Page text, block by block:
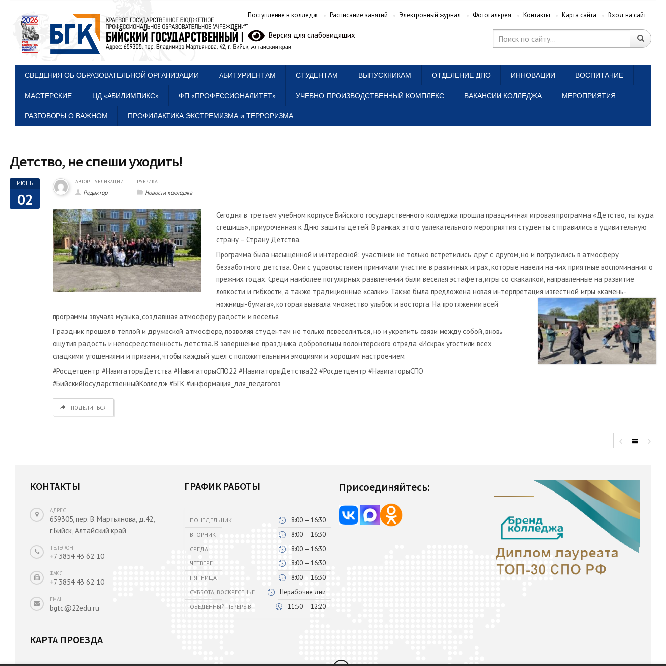
Поступление в колледж Расписание занятий Электронный журнал Фотогалерея Контакты Карта сайта Вход на сайт
Версия для слабовидящих
СВЕДЕНИЯ ОБ ОБРАЗОВАТЕЛЬНОЙ ОРГАНИЗАЦИИ АБИТУРИЕНТАМ СТУДЕНТАМ ВЫПУСКНИКАМ ОТДЕЛЕНИЕ ДПО ИННОВАЦИИ ВОСПИТАНИЕ
МАСТЕРСКИЕ ЦД «АБИЛИМПИКС» ФП «ПРОФЕССИОНАЛИТЕТ» УЧЕБНО-ПРОИЗВОДСТВЕННЫЙ КОМПЛЕКС ВАКАНСИИ КОЛЛЕДЖА МЕРОПРИЯТИЯ
РАЗГОВОРЫ О ВАЖНОМ ПРОФИЛАКТИКА ЭКСТРЕМИЗМА и ТЕРРОРИЗМА
Детство, не спеши уходить!
ИЮНЬ
02
АВТОР ПУБЛИКАЦИИ
Редактор
РУБРИКА
Новости колледжа
Сегодня в третьем учебном корпусе Бийского государственного колледжа прошла праздничная игровая программа «Детство, ты куда
спешишь», приуроченная к Дню защиты детей. В рамках этого увлекательного мероприятия студенты отправились в удивительную
страну – Страну Детства.
Программа была насыщенной и интересной: участники не только встретились друг с другом, но и погрузились в атмосферу
беззаботного детства. Они с удовольствием принимали участие в различных играх, которые навели на них приятные воспоминания о
прежних годах. Среди наиболее популярных развлечений были весёлая эстафета, игры со скакалкой, направленные на развитие
ловкости и гибкости, а также традиционные «салки». Также была предложена новая интерпретация известной игры «камень-
ножницы-бумага», которая вызвала множество улыбок и восторга. На протяжении всей
программы звучала музыка, создавшая атмосферу радости и веселья.
Праздник прошел в тёплой и дружеской атмосфере, позволяя студентам не только повеселиться, но и укрепить связи между собой, вновь
ощутив радость и непосредственность детства. В завершение праздника добровольцы волонтерского отряда «Искра» угостили всех
сладкими угощениями и призами, чтобы каждый ушел с положительными эмоциями и хорошим настроением.
#Росдетцентр #НавигаторыДетства #НавигаторыСПО22 #НавигаторыДетства22 #Росдетцентр #НавигаторыСПО
#БийскийГосударственныйКолледж #БГК #информация_для_педагогов
ПОДЕЛИТЬСЯ
КОНТАКТЫ
АДРЕС
659305, пер. В. Мартьянова, д.42,
г.Бийск, Алтайский край
ТЕЛЕФОН
+7 3854 43 62 10
ФАКС
+7 3854 43 62 10
EMAIL
bgtc@22edu.ru
ГРАФИК РАБОТЫ
ПОНЕДЕЛЬНИК 8:00 — 16:30
ВТОРНИК 8:00 — 16:30
СРЕДА 8:00 — 16:30
ЧЕТВЕРГ 8:00 — 16:30
ПЯТНИЦА 8:00 — 16:30
СУББОТА, ВОСКРЕСЕНЬЕ Нерабочие дни
ОБЕДЕННЫЙ ПЕРЕРЫВ 11:50 — 12:20
Присоединяйтесь:
КАРТА ПРОЕЗДА